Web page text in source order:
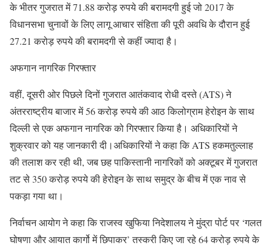
के भीतर गुजरात में 71.88 करोड़ रुपये की बरामदगी हुई जो 2017 के
विधानसभा चुनावों के लिए लागू आचार संहिता की पूरी अवधि के दौरान हुई
27.21 करोड़ रुपये की बरामदगी से कहीं ज्यादा है।
अफगान नागरिक गिरफ्तार
वहीं, दूसरी ओर पिछले दिनों गुजरात आतंकवाद रोधी दस्ते (ATS) ने
अंतरराष्ट्रीय बाजार में 56 करोड़ रुपये की आठ किलोग्राम हेरोइन के साथ
दिल्ली से एक अफगान नागरिक को गिरफ्तार किया है। अधिकारियों ने
शुक्रवार को यह जानकारी दी।अधिकारियों ने कहा कि ATS हकमतुल्लाह
की तलाश कर रही थी, जब छह पाकिस्तानी नागरिकों को अक्टूबर में गुजरात
तट से 350 करोड़ रुपये की हेरोइन के साथ समुद्र के बीच में एक नाव से
पकड़ा गया था।
निर्वाचन आयोग ने कहा कि राजस्व खुफिया निदेशालय ने मुंद्रा पोर्ट पर ‘गलत
घोषणा और आयात कार्गो में छिपाकर’ तस्करी किए जा रहे 64 करोड़ रुपये के